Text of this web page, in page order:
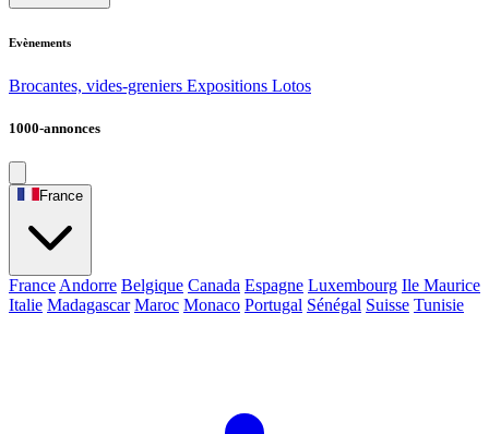
Evènements
Brocantes, vides-greniers Expositions Lotos
1000-annonces
France
France Andorre Belgique Canada Espagne Luxembourg Ile Maurice
Italie Madagascar Maroc Monaco Portugal Sénégal Suisse Tunisie